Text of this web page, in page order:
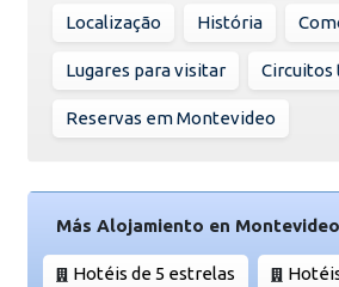
Localização História
Lugares para visitar Circuitos
Reservas em Montevideo
Más Alojamiento en
Hotéis de 5 estrelas